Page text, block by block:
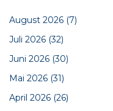
August 2026 (7)
Juli 2026 (32)
Juni 2026 (30)
Mai 2026 (31)
April 2026 (26)